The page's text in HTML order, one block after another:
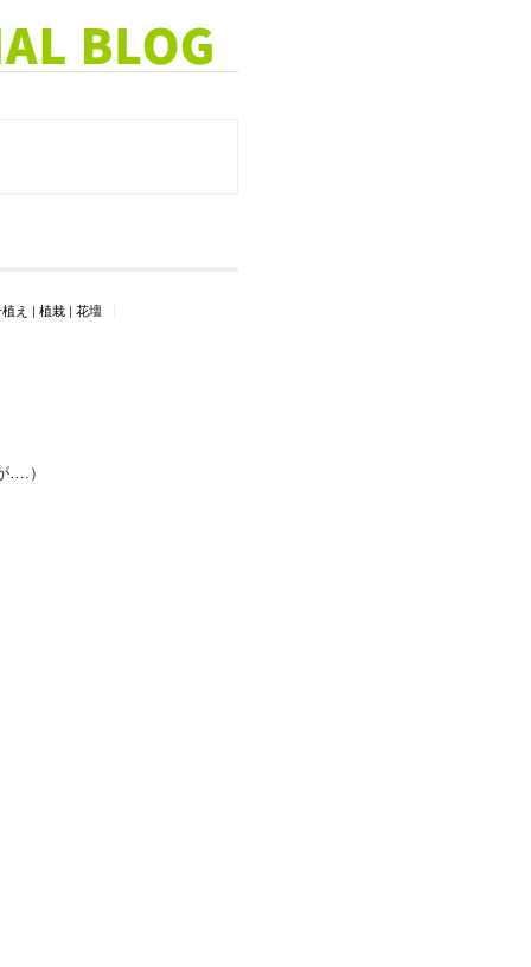
え | 植栽 | 花壇
….）